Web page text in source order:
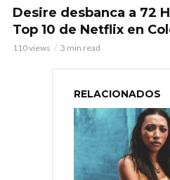
Desire desbanca a 72
Top 10 de Netflix en
110 views 3 min read
RELACIONADOS